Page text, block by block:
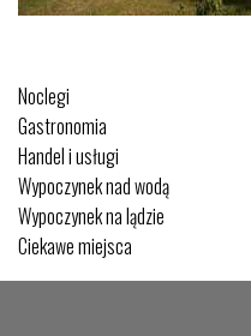
Noclegi
Gastronomia
Handel i usługi
Wypoczynek nad wodą
Wypoczynek na lądzie
Ciekawe miejsca